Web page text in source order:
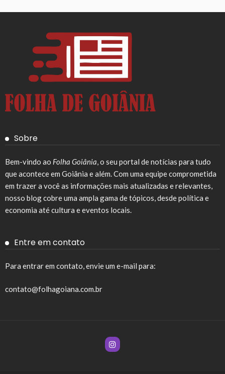
Sobre
Bem-vindo ao Folha Goiânia , o seu portal de notícias para tudo
que acontece em Goiânia e além. Com uma equipe comprometida
em trazer a você as informações mais atualizadas e relevantes,
nosso blog cobre uma ampla gama de tópicos, desde política e
economia até cultura e eventos locais.
Entre em contato
Para entrar em contato, envie um e-mail para:
contato@folhagoiana.com.br